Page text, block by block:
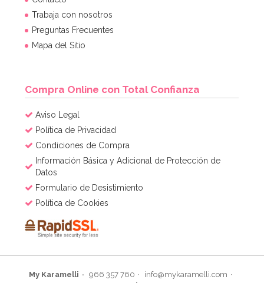
Trabaja con nosotros
Preguntas Frecuentes
Mapa del Sitio
Compra Online con Total Confianza
Aviso Legal
Política de Privacidad
Condiciones de Compra
Información Básica y Adicional de Protección de
Datos
Formulario de Desistimiento
Política de Cookies
My Karamelli 966 357 760
info@mykaramelli.com